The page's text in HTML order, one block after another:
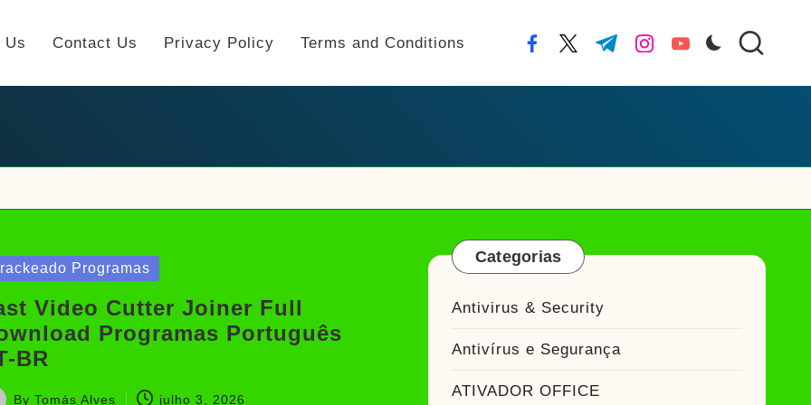
Us Contact Us Privacy Policy Terms and Conditions facebook.com
twitter.com
t.me instagram.com
youtube.com
Programas
Video Cutter Joiner Full
Programas Português
BR
By Tomás Alves julho 3, 2026
Categorias
Antivirus & Security
Antivírus e Segurança
ATIVADOR OFFICE